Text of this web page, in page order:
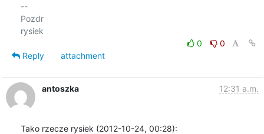
--
Pozdr
0
0
Reply
attachment
antoszka 12:31 a.m.
Tako rzecze rysiek (2012-10-24, 00:28):